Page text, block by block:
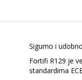
Sigurno i
Fortifi R129 je
standardima